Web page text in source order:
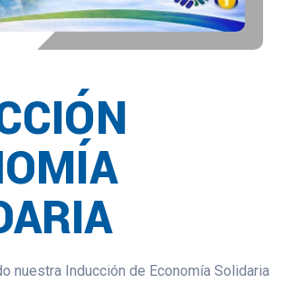
nuestra Inducción de Economía Solidaria